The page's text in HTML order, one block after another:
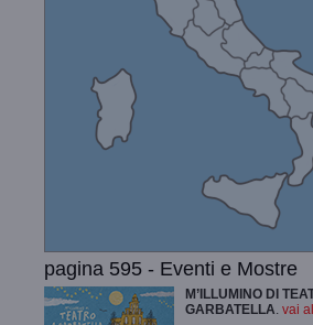
pagina 595 - Eventi e Mostre
M’ILLUMINO DI
GARBATELLA. vai